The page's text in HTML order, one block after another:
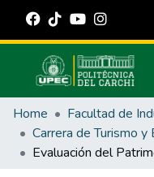
Communities & Collections
All of DSpace
Statistics
Home